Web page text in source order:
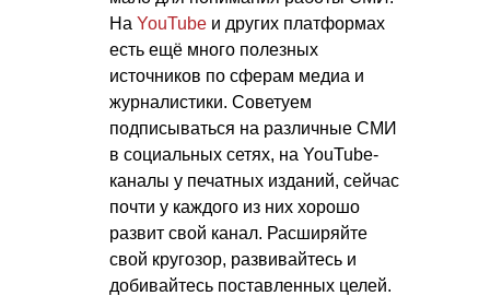
На YouTube и других платформах
есть ещё много полезных
источников по сферам медиа и
журналистики. Советуем
подписываться на различные СМИ
в социальных сетях, на YouTube-
каналы у печатных изданий, сейчас
почти у каждого из них хорошо
развит свой канал. Расширяйте
свой кругозор, развивайтесь и
добивайтесь поставленных целей.